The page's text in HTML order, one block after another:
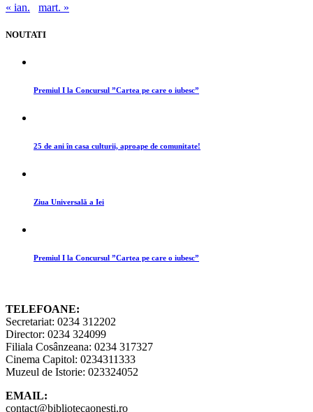
« ian.
mart. »
NOUTATI
Premiul I la Concursul ”Cartea pe care o iubesc”
25 de ani în casa culturii, aproape de comunitate!
Ziua Universală a Iei
Premiul I la Concursul ”Cartea pe care o iubesc”
TELEFOANE:
Secretariat: 0234 312202
Director: 0234 324099
Filiala Cosânzeana: 0234 317327
Cinema Capitol: 0234311333
Muzeul de Istorie: 023324052
EMAIL:
contact@bibliotecaonesti.ro